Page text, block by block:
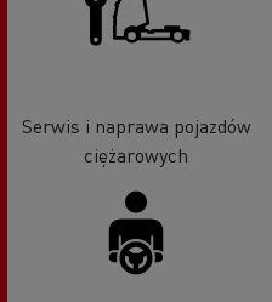
Serwis i naprawa pojazdów
ciężarowych